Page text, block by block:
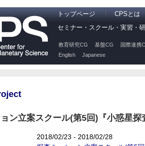
トップページ
CPSとは
セミナー・スクール・実習・
教育研究CG 基盤CG
国際連携
English
Japanese
ン立案スクール(第5回)『小惑星
2018/02/23 - 2018/02/28